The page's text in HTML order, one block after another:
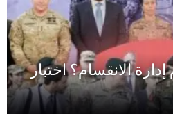
الانقسام؟ اختبار